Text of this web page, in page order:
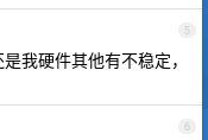
5
我硬件其他有不稳定，
6